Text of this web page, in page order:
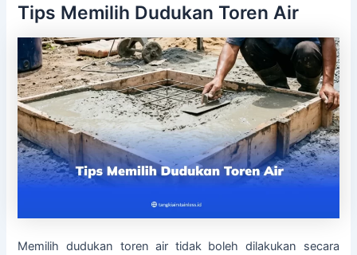
Tips Memilih Dudukan Toren Air
Memilih dudukan toren air tidak boleh dilakukan secara